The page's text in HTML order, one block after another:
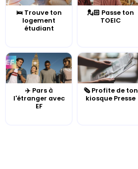
🛌 Trouve ton
logement
étudiant
💂🏻 Passe ton
TOEIC
✈️ Pars à
l'étranger avec
EF
🗞️ Profite de ton
kiosque Presse